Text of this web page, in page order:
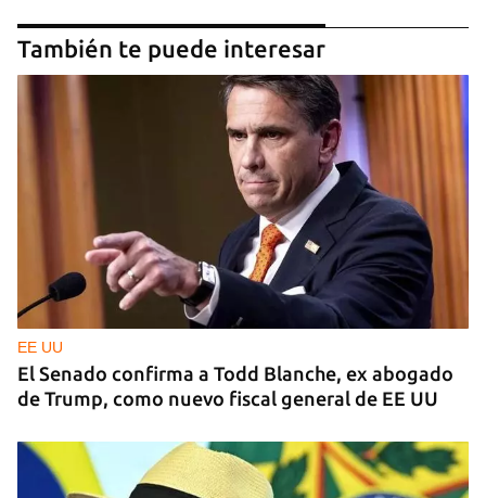
También te puede interesar
EE UU
El Senado confirma a Todd Blanche, ex abogado
de Trump, como nuevo fiscal general de EE UU